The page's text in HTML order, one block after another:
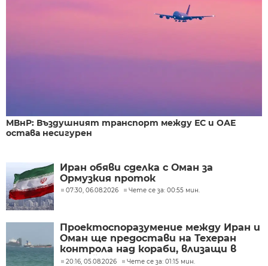
МВнР: Въздушният транспорт между ЕС и ОАЕ
остава несигурен
Иран обяви сделка с Оман за
Ормузкия проток
07:30, 06.08.2026 Чете се за: 00:55 мин.
Проектоспоразумение между Иран и
Оман ще предостави на Техеран
контрола над кораби, влизащи в
Персийския залив?
20:16, 05.08.2026 Чете се за: 01:15 мин.